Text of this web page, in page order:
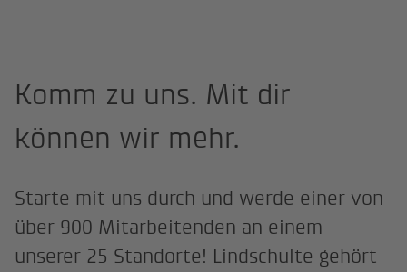
Komm zu uns. Mit dir
können wir mehr.
Starte mit uns durch und werde einer von
über 900 Mitarbeitenden an einem
unserer 25 Standorte! Lindschulte gehört